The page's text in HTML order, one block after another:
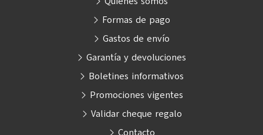
Formas de pago
Gastos de envío
Garantía y devoluciones
Boletines informativos
Promociones vigentes
Validar cheque regalo